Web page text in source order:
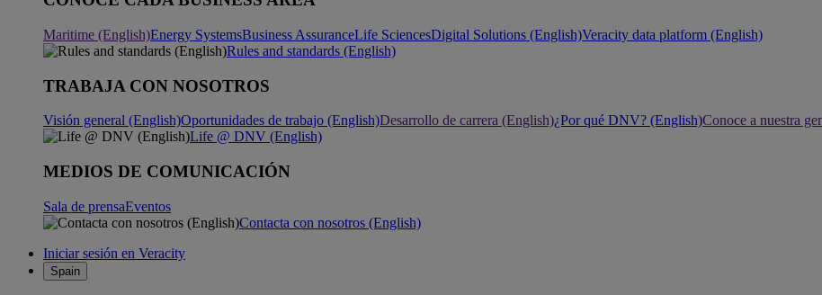
Maritime (English)Energy SystemsBusiness AssuranceLife SciencesDigital Solutions (English)Veracity data platform (English)
Rules and standards (English)
TRABAJA CON NOSOTROS
Visión general (English)Oportunidades de trabajo (English)Desarrollo de carrera (English)¿Por qué DNV? (English)Conoce a nuestra
Life @ DNV (English)
MEDIOS DE COMUNICACIÓN
Sala de prensaEventos
Contacta con nosotros (English)
Iniciar sesión en Veracity
Spain